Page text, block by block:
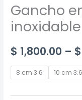
Gancho
$ 1,800.00 – $
8 cm 3.6 10 cm 3.6